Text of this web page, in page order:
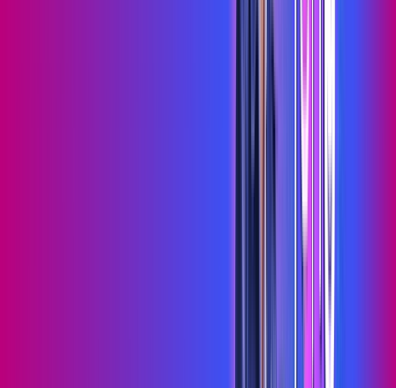
Wi-fi de alta performance para curtir e compartilhar à vontade